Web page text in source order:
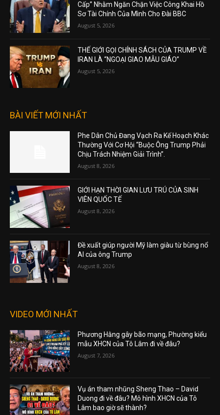
Cấp” Nhằm Ngăn Chặn Việc Công Khai Hồ
Sơ Tài Chính Của Mình Cho Đài BBC
August 5, 2026
THẾ GIỚI GỌI CHÍNH SÁCH CỦA TRUMP VỀ
IRAN LÀ “NGOẠI GIAO MẪU GIÁO”
August 5, 2026
BÀI VIẾT MỚI NHẤT
Phe Dân Chủ Đang Vạch Ra Kế Hoạch Khác
Thường Với Cơ Hội “Buộc Ông Trump Phải
Chịu Trách Nhiệm Giải Trình”.
August 8, 2026
GIỚI HẠN THỜI GIAN LƯU TRÚ CỦA SINH
VIÊN QUỐC TẾ
August 8, 2026
Đề xuất giúp người Mỹ làm giàu từ bùng nổ
AI của ông Trump
August 8, 2026
VIDEO MỚI NHẤT
Phương Hằng gây bão mạng, Phường kiểu
mẫu XHCN của Tô Lâm đi về đâu?
August 7, 2026
Vụ án tham nhũng Sheng Thao – David
Duong đi về đâu? Mô hình XHCN của Tô
Lâm bao giờ sẽ thành?